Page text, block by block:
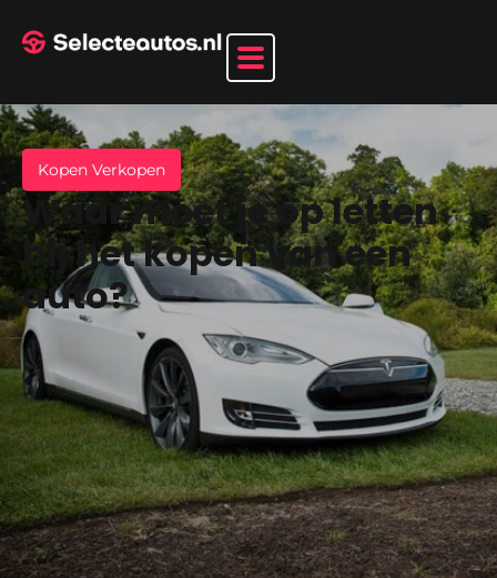
Kopen Verkopen
Waar moet je op letten
bij het kopen van een
auto?